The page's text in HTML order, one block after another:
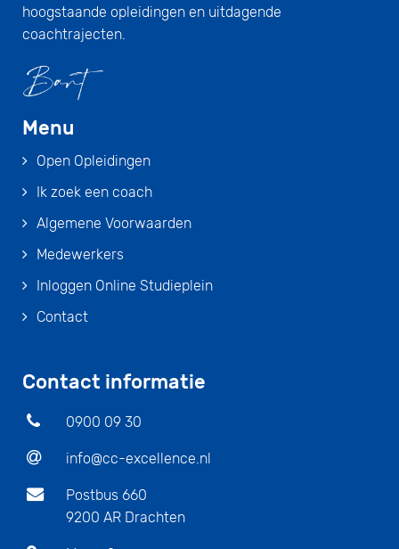
hoogstaande opleidingen en uitdagende
coachtrajecten.
Menu
Open Opleidingen
Ik zoek een coach
Algemene Voorwaarden
Medewerkers
Inloggen Online Studieplein
Contact
Contact informatie
0900 09 30
info@cc-excellence.nl
Postbus 660
9200 AR Drachten